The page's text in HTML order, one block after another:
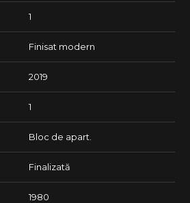
1
Finisat modern
2019
1
Bloc de apart.
Finalizată
1980